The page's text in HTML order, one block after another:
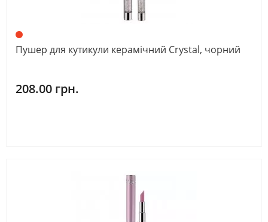
Пушер для кутикули керамічний Crystal, чорний
208.00 грн.